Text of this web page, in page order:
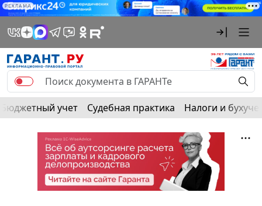
РЕКЛАМА
Бюджетный учет Судебная практика Налоги и